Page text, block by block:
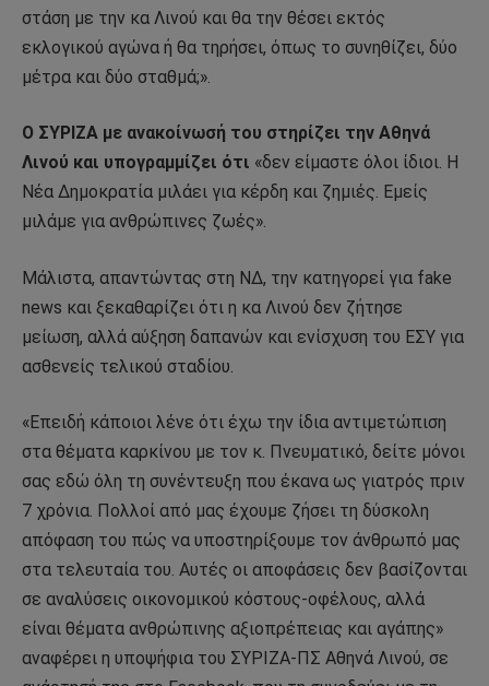
στάση με την κα Λινού και θα την θέσει εκτός
εκλογικού αγώνα ή θα τηρήσει, όπως το συνηθίζει, δύο
μέτρα και δύο σταθμά;».
Ο ΣΥΡΙΖΑ με ανακοίνωσή του στηρίζει την Αθηνά
Λινού και υπογραμμίζει ότι «δεν είμαστε όλοι ίδιοι. Η
Νέα Δημοκρατία μιλάει για κέρδη και ζημιές. Εμείς
μιλάμε για ανθρώπινες ζωές».
Μάλιστα, απαντώντας στη ΝΔ, την κατηγορεί για fake
news και ξεκαθαρίζει ότι η κα Λινού δεν ζήτησε
μείωση, αλλά αύξηση δαπανών και ενίσχυση του ΕΣΥ για
ασθενείς τελικού σταδίου.
«Επειδή κάποιοι λένε ότι έχω την ίδια αντιμετώπιση
στα θέματα καρκίνου με τον κ. Πνευματικό, δείτε μόνοι
σας εδώ όλη τη συνέντευξη που έκανα ως γιατρός πριν
7 χρόνια. Πολλοί από μας έχουμε ζήσει τη δύσκολη
απόφαση του πώς να υποστηρίξουμε τον άνθρωπό μας
στα τελευταία του. Αυτές οι αποφάσεις δεν βασίζονται
σε αναλύσεις οικονομικού κόστους-οφέλους, αλλά
είναι θέματα ανθρώπινης αξιοπρέπειας και αγάπης»
αναφέρει η υποψήφια του ΣΥΡΙΖΑ-ΠΣ Αθηνά Λινού, σε